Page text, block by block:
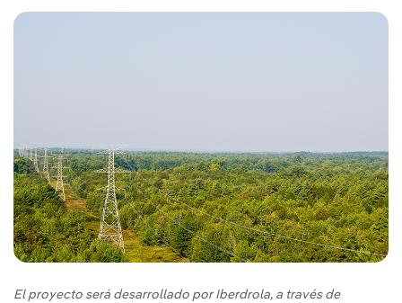
El proyecto será desarrollado por Iberdrola, a través de